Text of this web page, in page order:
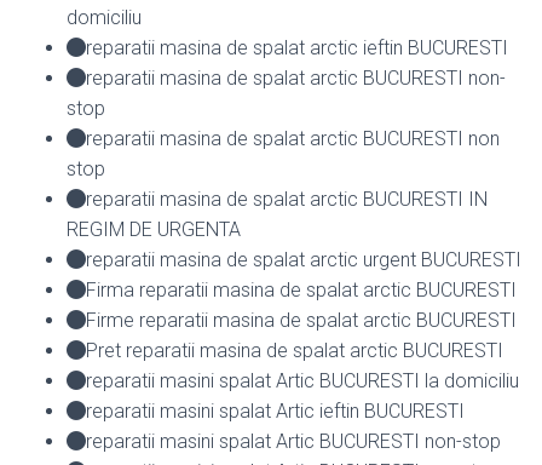
domiciliu
reparatii masina de spalat arctic ieftin BUCURESTI
reparatii masina de spalat arctic BUCURESTI non-
stop
reparatii masina de spalat arctic BUCURESTI non
stop
reparatii masina de spalat arctic BUCURESTI IN
REGIM DE URGENTA
reparatii masina de spalat arctic urgent BUCURESTI
Firma reparatii masina de spalat arctic BUCURESTI
Firme reparatii masina de spalat arctic BUCURESTI
Pret reparatii masina de spalat arctic BUCURESTI
reparatii masini spalat Artic BUCURESTI la domiciliu
reparatii masini spalat Artic ieftin BUCURESTI
reparatii masini spalat Artic BUCURESTI non-stop